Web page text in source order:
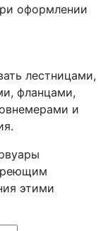
оформлении
лестницами,
фланцами,
и
этими